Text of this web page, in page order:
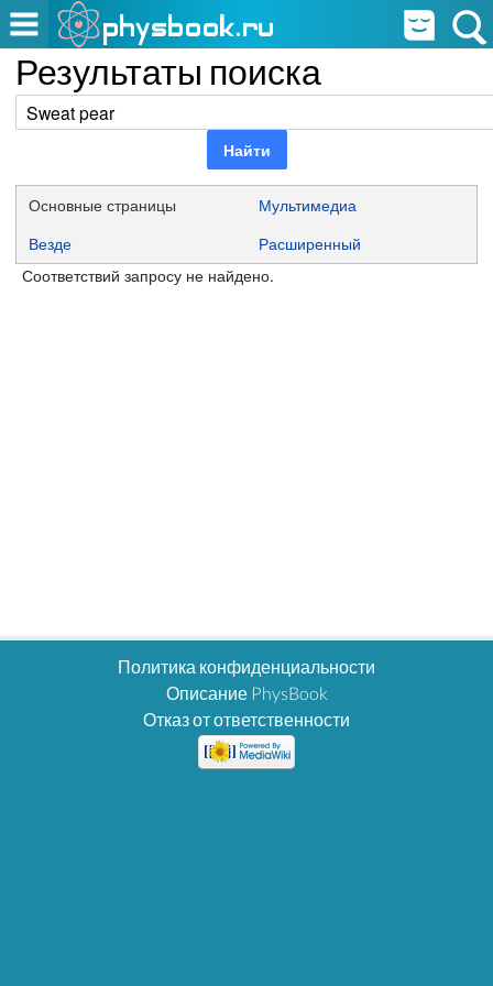
Результаты поиска
Основные страницы
Мультимедиа
Везде
Расширенный
Соответствий запросу не найдено.
Политика конфиденциальности
Описание PhysBook
Отказ от ответственности